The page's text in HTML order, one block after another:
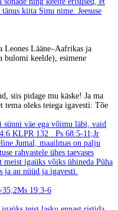
kiita Sinu nime. Jeesuse
Leones Lääne–Aafrikas ja
keelde), esimene
siis pidage mu käske! Ja ma
tema oleks teiega igavesti: Tõe
sünni väe ega võimu läbi, vaid
KLPR 132
Ps 68:5-11;Jr
Jumal, maailmas on palju
rahvastele ühes taevases
meist igaüks võiks ühineda Püha
au nüüd ja igavesti.
35;2Ms 19:3-6